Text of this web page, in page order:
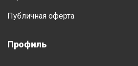
Публичная оферта
Профиль